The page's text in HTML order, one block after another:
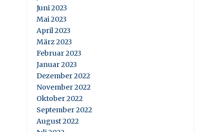
Juni 2023
Mai 2023
April 2023
März 2023
Februar 2023
Januar 2023
Dezember 2022
November 2022
Oktober 2022
September 2022
August 2022